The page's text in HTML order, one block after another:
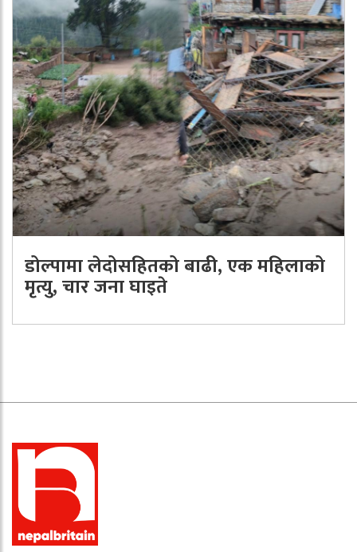
डोल्पामा लेदोसहितको बाढी, एक महिलाको
मृत्यु, चार जना घाइते